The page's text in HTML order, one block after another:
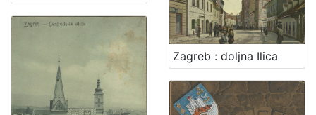
Zagreb : doljna Ilica